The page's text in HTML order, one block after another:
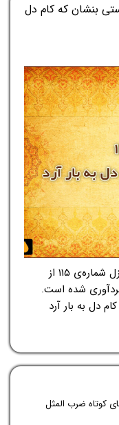
دوستی بنشان که کام دل
در این بخش از مجله‌ی اینترنتی روز تازه، غزل شماره‌ی ۱۱۵ از
شده است.
کوتاه ضرب المثل